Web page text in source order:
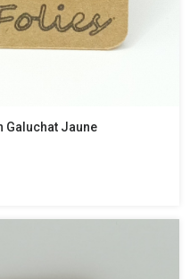
Galuchat Jaune